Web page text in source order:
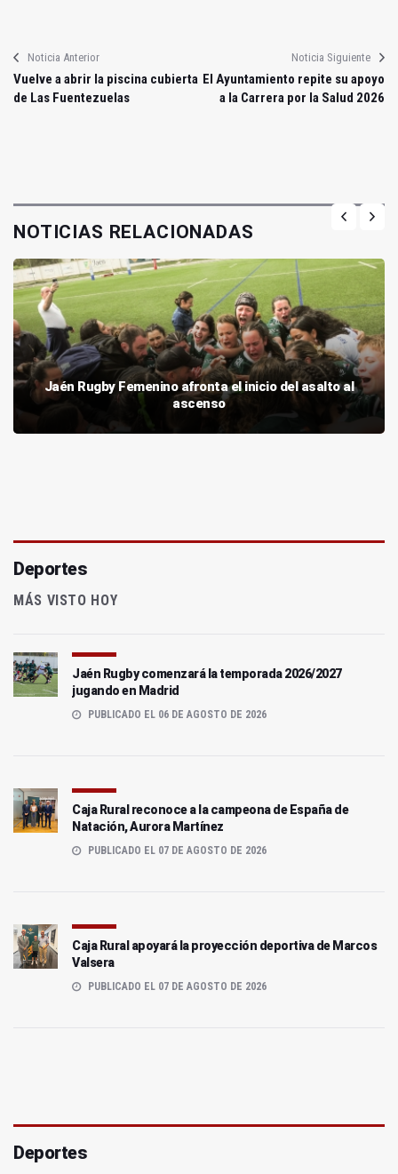
Noticia Anterior
Vuelve a abrir la piscina cubierta
de Las Fuentezuelas
Noticia Siguiente
El Ayuntamiento repite su apoyo
a la Carrera por la Salud 2026
NOTICIAS RELACIONADAS
Jaén Rugby Femenino afronta el inicio del asalto al
ascenso
Deportes
MÁS VISTO HOY
Jaén Rugby comenzará la temporada 2026/2027
jugando en Madrid
PUBLICADO EL 06 DE AGOSTO DE 2026
Caja Rural reconoce a la campeona de España de
Natación, Aurora Martínez
PUBLICADO EL 07 DE AGOSTO DE 2026
Caja Rural apoyará la proyección deportiva de Marcos
Valsera
PUBLICADO EL 07 DE AGOSTO DE 2026
Deportes